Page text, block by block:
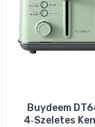
Buydeem
4‑Szeletes